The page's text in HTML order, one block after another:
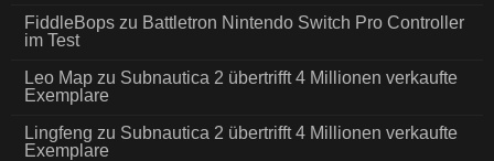
FiddleBops zu Battletron Nintendo Switch Pro Controller
im Test
Leo Map zu Subnautica 2 übertrifft 4 Millionen verkaufte
Exemplare
Lingfeng zu Subnautica 2 übertrifft 4 Millionen verkaufte
Exemplare